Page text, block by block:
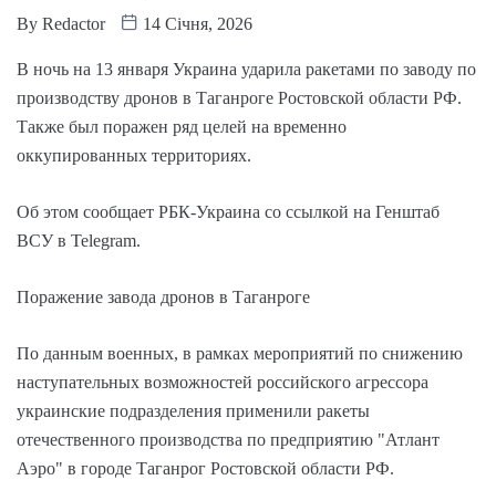
By Redactor 14 Січня, 2026
В ночь на 13 января Украина ударила ракетами по заводу по
производству дронов в Таганроге Ростовской области РФ.
Также был поражен ряд целей на временно
оккупированных территориях.
Об этом сообщает РБК-Украина со ссылкой на Генштаб
ВСУ в Telegram.
Поражение завода дронов в Таганроге
По данным военных, в рамках мероприятий по снижению
наступательных возможностей российского агрессора
украинские подразделения применили ракеты
отечественного производства по предприятию "Атлант
Аэро" в городе Таганрог Ростовской области РФ.